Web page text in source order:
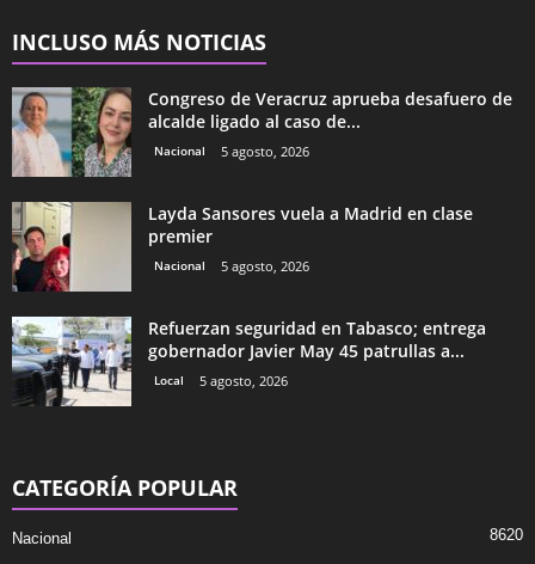
INCLUSO MÁS NOTICIAS
Congreso de Veracruz aprueba desafuero de
alcalde ligado al caso de...
Nacional 5 agosto, 2026
Layda Sansores vuela a Madrid en clase
premier
Nacional 5 agosto, 2026
Refuerzan seguridad en Tabasco; entrega
gobernador Javier May 45 patrullas a...
Local 5 agosto, 2026
CATEGORÍA POPULAR
Nacional
8620